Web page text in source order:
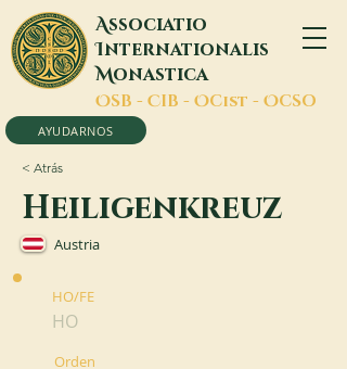
Associatio
Internationalis
Monastica
OSB - CIB - OCist - OCSO
AYUDARNOS
< Atrás
Heiligenkreuz
Austria
HO/FE
HO
Orden